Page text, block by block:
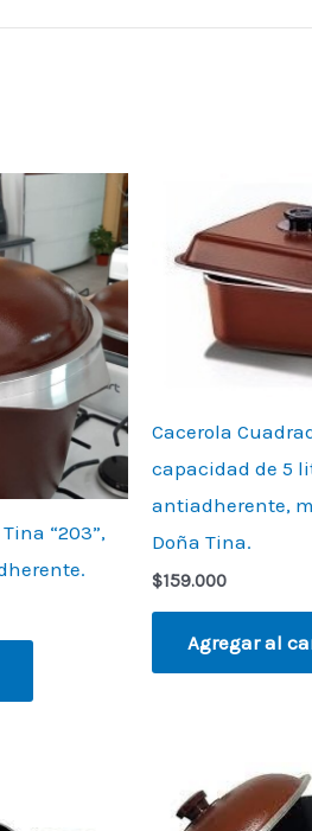
“203”,
Cacerola
capacidad de 5
antiadherente,
Doña Tina.
$159.000
Agregar al